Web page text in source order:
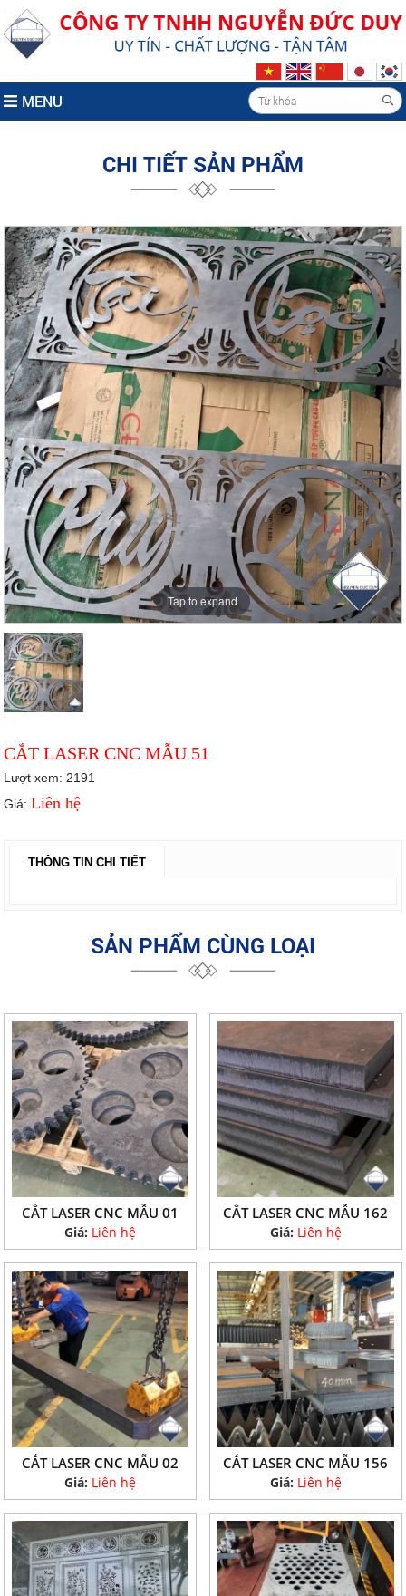
MENU
CHI TIẾT SẢN PHẨM
Tap to expand
CẮT LASER CNC MẪU 51
Lượt xem: 2191
Giá: Liên hệ
THÔNG TIN CHI TIẾT
SẢN PHẨM CÙNG LOẠI
CẮT LASER CNC MẪU 01
Giá: Liên hệ
CẮT LASER CNC MẪU 162
Giá: Liên hệ
CẮT LASER CNC MẪU 02
Giá: Liên hệ
CẮT LASER CNC MẪU 156
Giá: Liên hệ